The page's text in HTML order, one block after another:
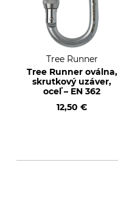
Tree Runner
Tree Runner oválna,
skrutkový uzáver,
oceľ – EN 362
12,50 €